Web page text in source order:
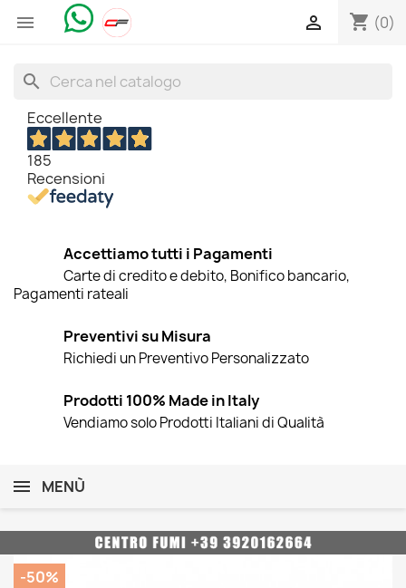
 shopping_cart (0)

search
Eccellente
185
Recensioni
Accettiamo tutti i Pagamenti
Carte di credito e debito, Bonifico bancario,
Pagamenti rateali
Preventivi su Misura
Richiedi un Preventivo Personalizzato
Prodotti 100% Made in Italy
Vendiamo solo Prodotti Italiani di Qualità
MENÙ
-50%